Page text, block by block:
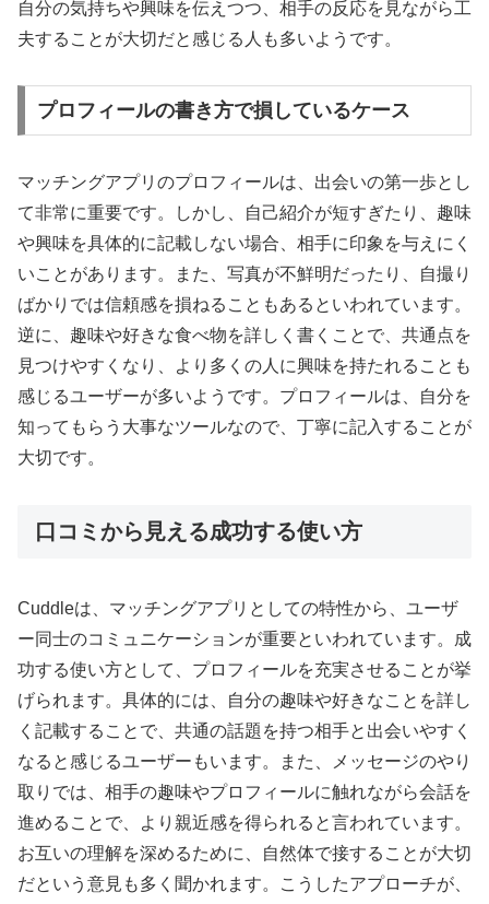
自分の気持ちや興味を伝えつつ、相手の反応を見ながら工
夫することが大切だと感じる人も多いようです。
プロフィールの書き方で損しているケース
マッチングアプリのプロフィールは、出会いの第一歩とし
て非常に重要です。しかし、自己紹介が短すぎたり、趣味
や興味を具体的に記載しない場合、相手に印象を与えにく
いことがあります。また、写真が不鮮明だったり、自撮り
ばかりでは信頼感を損ねることもあるといわれています。
逆に、趣味や好きな食べ物を詳しく書くことで、共通点を
見つけやすくなり、より多くの人に興味を持たれることも
感じるユーザーが多いようです。プロフィールは、自分を
知ってもらう大事なツールなので、丁寧に記入することが
大切です。
口コミから見える成功する使い方
Cuddleは、マッチングアプリとしての特性から、ユーザ
ー同士のコミュニケーションが重要といわれています。成
功する使い方として、プロフィールを充実させることが挙
げられます。具体的には、自分の趣味や好きなことを詳し
く記載することで、共通の話題を持つ相手と出会いやすく
なると感じるユーザーもいます。また、メッセージのやり
取りでは、相手の趣味やプロフィールに触れながら会話を
進めることで、より親近感を得られると言われています。
お互いの理解を深めるために、自然体で接することが大切
だという意見も多く聞かれます。こうしたアプローチが、